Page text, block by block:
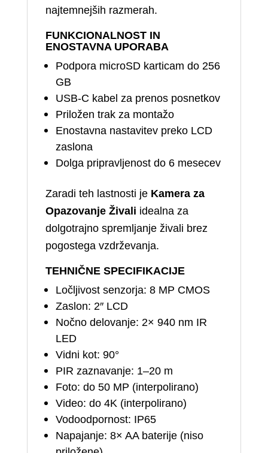
najtemnejših razmerah.
FUNKCIONALNOST IN
ENOSTAVNA UPORABA
Podpora microSD karticam do 256
GB
USB‑C kabel za prenos posnetkov
Priložen trak za montažo
Enostavna nastavitev preko LCD
zaslona
Dolga pripravljenost do 6 mesecev
Zaradi teh lastnosti je Kamera za
Opazovanje Živali idealna za
dolgotrajno spremljanje živali brez
pogostega vzdrževanja.
TEHNIČNE SPECIFIKACIJE
Ločljivost senzorja: 8 MP CMOS
Zaslon: 2″ LCD
Nočno delovanje: 2× 940 nm IR
LED
Vidni kot: 90°
PIR zaznavanje: 1–20 m
Foto: do 50 MP (interpolirano)
Video: do 4K (interpolirano)
Vodoodpornost: IP65
Napajanje: 8× AA baterije (niso